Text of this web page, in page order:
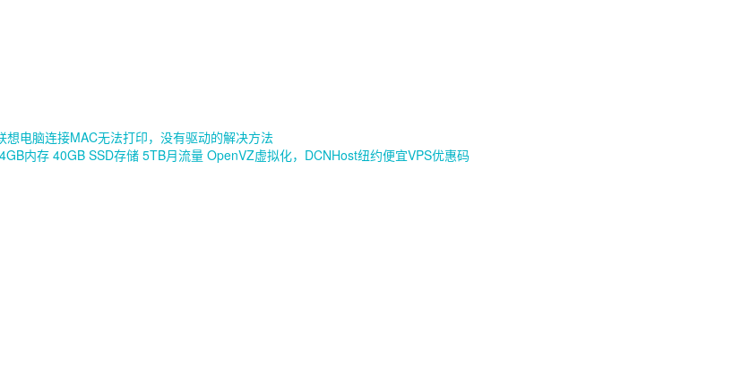
电脑连接MAC无法打印，没有驱动的解决方法
内存 40GB SSD存储 5TB月流量 OpenVZ虚拟化，DCNHost纽约便宜VPS优惠码